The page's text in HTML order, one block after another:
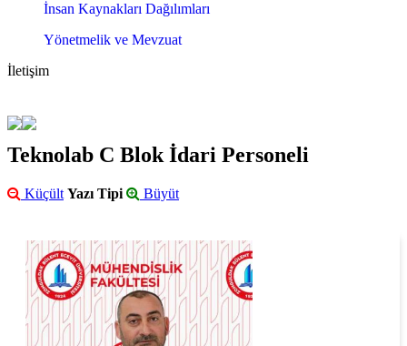
İnsan Kaynakları Dağılımları
Yönetmelik ve Mevzuat
İletişim
Teknolab C Blok İdari Personeli
Küçült Yazı Tipi Büyüt